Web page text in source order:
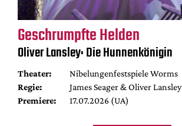
Geschrumpfte Helden
Oliver Lansley: Die Hunnenkönigin
Theater:
Nibelungenfestspiele Worms
Regie:
James Seager & Oliver Lansley
Premiere:
17.07.2026 (UA)